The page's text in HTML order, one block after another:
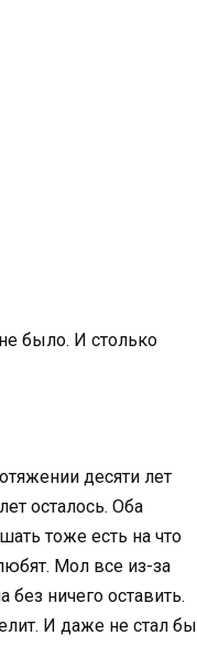
было. И столько
десяти лет
осталось. Оба
тоже есть на что
Мол все из-за
без ничего оставить.
И даже не стал бы